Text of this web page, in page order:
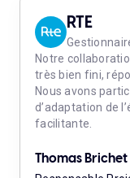
RTE
Notre
très bien fini,
Nous avons
d’adaptation de
facilitante.
Thomas Brichet